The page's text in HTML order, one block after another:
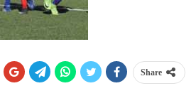
Share